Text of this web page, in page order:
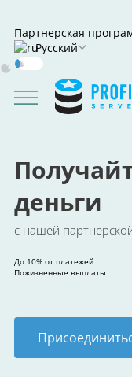
Партнерская
Русский
Mode
деньги
с нашей
До 10% от платежей
Пожизненные выплаты